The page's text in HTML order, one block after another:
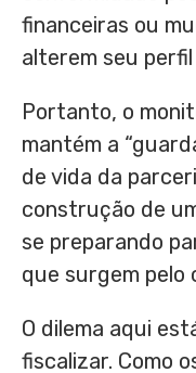
financeiras ou
alterem seu
Portanto, o
mantém a
de vida da
construção de
se preparando
que surgem pelo
O dilema aqui
fiscalizar. Como